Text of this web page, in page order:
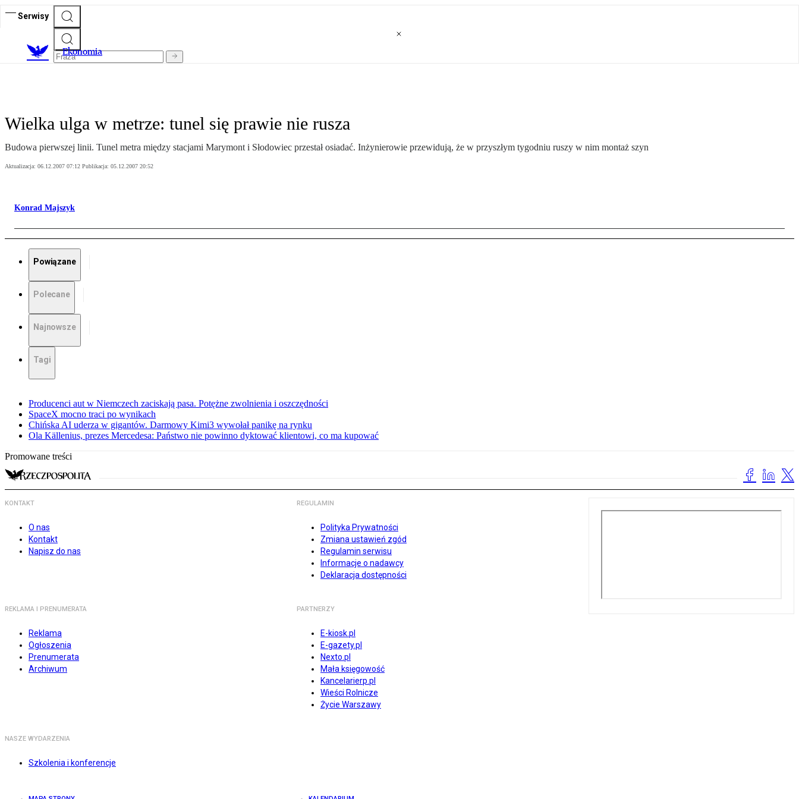
Serwisy
Ekonomia
Wielka ulga w metrze: tunel się prawie nie rusza
Budowa pierwszej linii. Tunel metra między stacjami Marymont i Słodowiec przestał osiadać. Inżynierowie przewidują, że w przyszłym tygodniu ruszy w nim montaż szyn
Aktualizacja: 06.12.2007 07:12 Publikacja: 05.12.2007 20:52
Konrad Majszyk
Powiązane
Polecane
Najnowsze
Tagi
Producenci aut w Niemczech zaciskają pasa. Potężne zwolnienia i oszczędności
SpaceX mocno traci po wynikach
Chińska AI uderza w gigantów. Darmowy Kimi3 wywołał panikę na rynku
Ola Källenius, prezes Mercedesa: Państwo nie powinno dyktować klientowi, co ma kupować
Promowane treści
KONTAKT
O nas
Kontakt
Napisz do nas
REGULAMIN
Polityka Prywatności
Zmiana ustawień zgód
Regulamin serwisu
Informacje o nadawcy
Deklaracja dostępności
REKLAMA I PRENUMERATA
Reklama
Ogłoszenia
Prenumerata
Archiwum
PARTNERZY
E-kiosk.pl
E-gazety.pl
Nexto.pl
Mała księgowość
Kancelarierp.pl
Wieści Rolnicze
Życie Warszawy
NASZE WYDARZENIA
Szkolenia i konferencje